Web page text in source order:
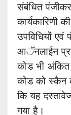
संबंधित
कार्यकारिणी
उपविधियों एवं
आॅनलाईन
कोड भी अंकित
कोड को स्कैन
कि यह दस्तावेज
गया है।